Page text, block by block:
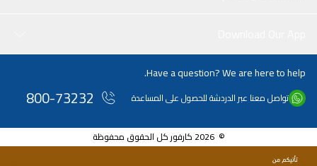
Have a question? We are here to help.
تواصل معنا عبر الدردشة للحصول على المساعدة 800-73232
© 2026 كارفور كل الحقوق محفوظة